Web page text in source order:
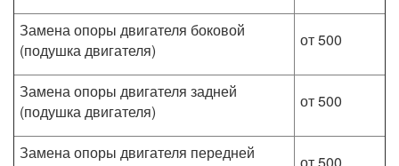
Замена опоры двигателя боковой
(подушка двигателя)
от 500
Замена опоры двигателя задней
(подушка двигателя)
от 500
Замена опоры двигателя передней
от 500